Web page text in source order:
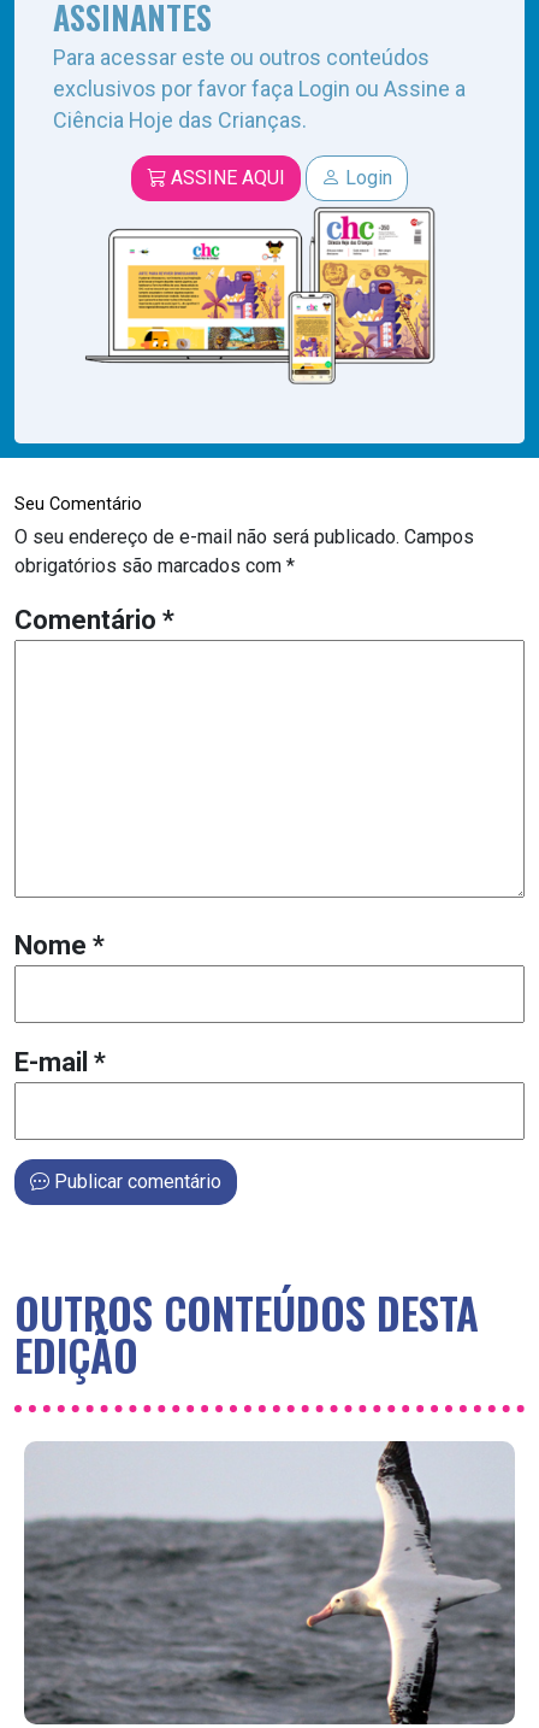
ASSINANTES
Para acessar este ou outros conteúdos
exclusivos por favor faça Login ou Assine a
Ciência Hoje das Crianças.
ASSINE AQUI Login
Seu Comentário
O seu endereço de e-mail não será publicado. Campos
obrigatórios são marcados com *
Comentário *
Nome *
E-mail *
Publicar comentário
OUTROS CONTEÚDOS DESTA
EDIÇÃO